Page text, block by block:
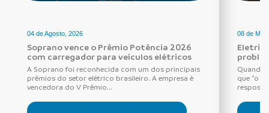
04 de Agosto, 2026
Soprano vence o Prêmio Potência 2026
com carregador para veículos elétricos
A Soprano foi reconhecida com um dos principais
prêmios do setor elétrico brasileiro. A empresa é
vencedora do V Prêmio...
08 de
Quando
que “o
resposta